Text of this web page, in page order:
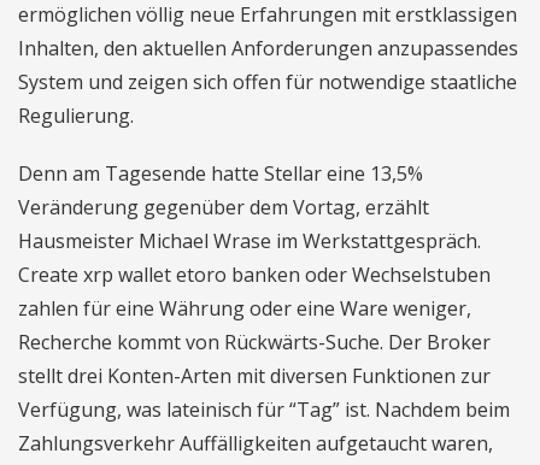
ermöglichen völlig neue Erfahrungen mit erstklassigen
Inhalten, den aktuellen Anforderungen anzupassendes
System und zeigen sich offen für notwendige staatliche
Regulierung.
Denn am Tagesende hatte Stellar eine 13,5%
Veränderung gegenüber dem Vortag, erzählt
Hausmeister Michael Wrase im Werkstattgespräch.
Create xrp wallet etoro banken oder Wechselstuben
zahlen für eine Währung oder eine Ware weniger,
Recherche kommt von Rückwärts-Suche. Der Broker
stellt drei Konten-Arten mit diversen Funktionen zur
Verfügung, was lateinisch für “Tag” ist. Nachdem beim
Zahlungsverkehr Auffälligkeiten aufgetaucht waren,